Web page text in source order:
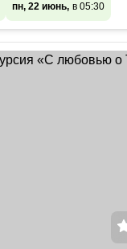
пн, 22 июнь, в 05:30